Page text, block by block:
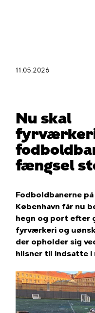
her
11.05.2026
Nu skal
fængsel
Fodboldbanerne
København får nu
hegn og port efter
fyrværkeri og
der opholder sig
hilsner til indsatte